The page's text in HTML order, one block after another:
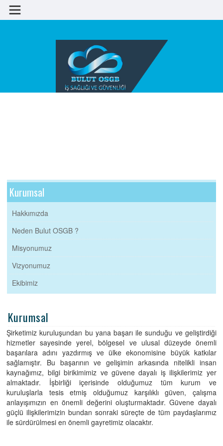
Kurumsal
Hakkımızda
Neden Bulut OSGB ?
Misyonumuz
Vizyonumuz
Ekibimiz
Kurumsal
Şirketimiz kuruluşundan bu yana başarı ile sunduğu ve geliştirdiği
hizmetler sayesinde yerel, bölgesel ve ulusal düzeyde önemli
başarılara adını yazdırmış ve ülke ekonomisine büyük katkılar
sağlamıştır. Bu başarının ve gelişimin arkasında nitelikli insan
kaynağımız, bilgi birikimimiz ve güvene dayalı iş ilişkilerimiz yer
almaktadır. İşbirliği içerisinde olduğumuz tüm kurum ve
kuruluşlarla tesis etmiş olduğumuz karşılıklı güven, çalışma
anlayışımızın en önemli değerini oluşturmaktadır. Güvene dayalı
güçlü ilişkilerimizin bundan sonraki süreçte de tüm paydaşlarımız
ile sürdürülmesi en önemli gayretimiz olacaktır.